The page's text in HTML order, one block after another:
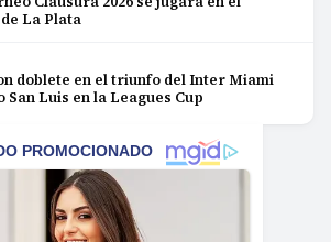
La Plata
doblete en el triunfo del Inter Miami
Luis en la Leagues Cup